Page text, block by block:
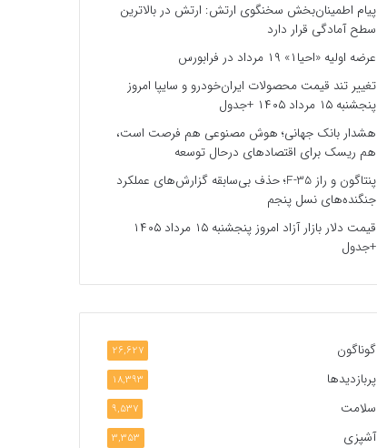
پیام اطمینان‌بخش سخنگوی ارتش: ارتش در بالاترین
سطح آمادگی قرار دارد
عرضه اولیه «احیا۱» ۱۹ مرداد در فرابورس
تغییر تند قیمت محصولات ایران‌خودرو و سایپا امروز
پنجشنبه ۱۵ مرداد ۱۴۰۵ +جدول
هشدار بانک جهانی؛ هوش مصنوعی هم فرصت است،
هم ریسک برای اقتصادهای درحال توسعه
پنتاگون و راز F-35؛ حذف بی‌سابقه گزارش‌های عملکرد
جنگنده‌های نسل پنجم
قیمت دلار بازار آزاد امروز پنجشنبه ۱۵ مرداد ۱۴۰۵
+جدول
گوناگون 26,627
پربازدیدها 18,393
سلامت 9,537
آشپزی 3,353